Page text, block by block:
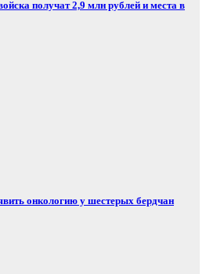
получат 2,9 млн рублей и места в
онкологию у шестерых бердчан